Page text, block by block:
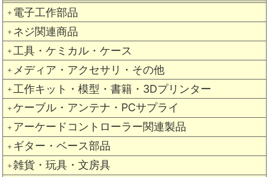
＋ 電子工作部品
＋ ネジ関連商品
＋ 工具・ケミカル・ケース
＋ メディア・アクセサリ・その他
＋ 工作キット・模型・書籍・3Dプリンター
＋ ケーブル・アンテナ・PCサプライ
＋ アーケードコントローラー関連製品
＋ ギター・ベース部品
＋ 雑貨・玩具・文房具